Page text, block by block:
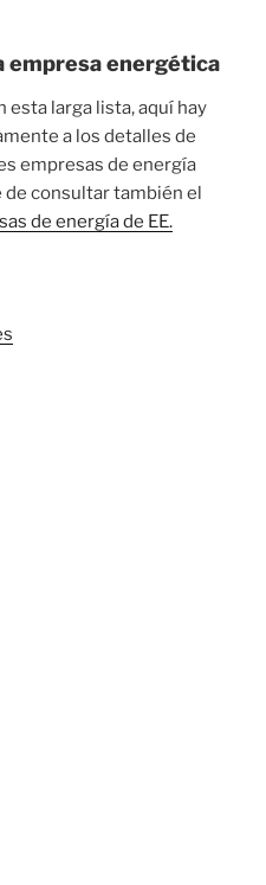
empresa energética
esta larga lista, aquí hay
a los detalles de
empresas de energía
de consultar también el
de energía de EE.